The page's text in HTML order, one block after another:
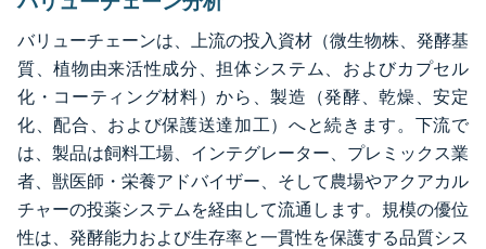
バリューチェーンは、上流の投入資材（微生物株、発酵基
質、植物由来活性成分、担体システム、およびカプセル
化・コーティング材料）から、製造（発酵、乾燥、安定
化、配合、および保護送達加工）へと続きます。下流で
は、製品は飼料工場、インテグレーター、プレミックス業
者、獣医師・栄養アドバイザー、そして農場やアクアカル
チャーの投薬システムを経由して流通します。規模の優位
性は、発酵能力および生存率と一貫性を保護する品質シス